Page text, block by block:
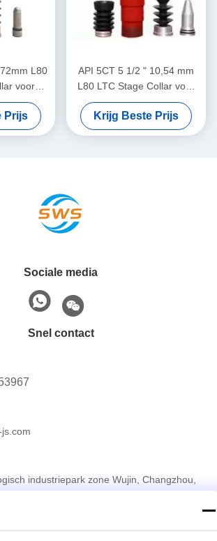
L80
voor
Prijs
API 5CT 5 1/2 " 10,54 mm
L80 LTC Stage Collar voor
olieput cementering
Krijg Beste Prijs
Sociale media
Snel contact
industriepark zone Wujin, Changzhou,
China